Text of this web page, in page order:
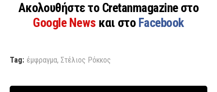
Ακολουθήστε το Cretanmagazine στο
Google News και στο Facebook
Tag: έμφραγμα, Στέλιος Ρόκκος